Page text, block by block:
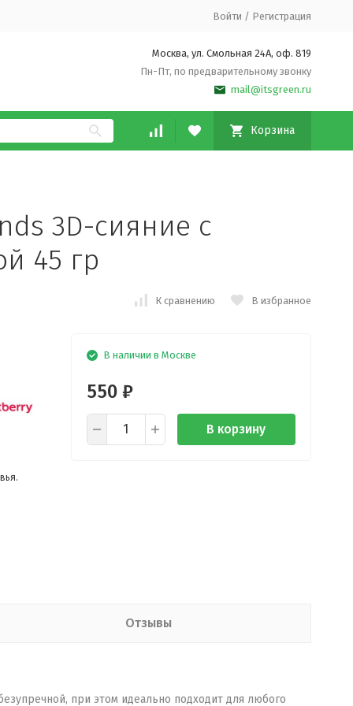
Войти / Регистрация
Москва, ул. Смольная 24А, оф. 819
Пн-Пт, по предварительному звонку
mail@itsgreen.ru
Корзина
3D-сияние с
45 гр
К сравнению В избранное
В наличии в Москве
550 ₽
В корзину
Отзывы
при этом идеально подходит для любого